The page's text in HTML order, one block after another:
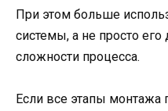
При этом больше
системы, а не просто
сложности процесса.
Если все этапы монтажа